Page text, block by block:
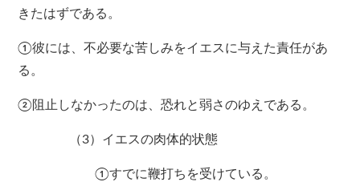
きたはずである。
①彼には、不必要な苦しみをイエスに与えた責任があ
る。
②阻止しなかったのは、恐れと弱さのゆえである。
（3）イエスの肉体的状態
①すでに鞭打ちを受けている。